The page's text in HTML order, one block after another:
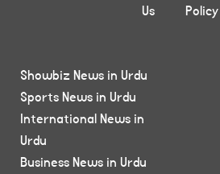
Policy
Us
Showbiz News in Urdu
Sports News in Urdu
International News in
Urdu
Business News in Urdu